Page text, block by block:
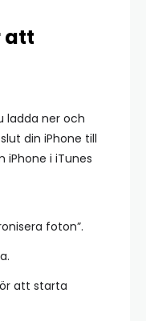
att
ladda ner och
din iPhone till
iPhone i iTunes
foton”.
att starta